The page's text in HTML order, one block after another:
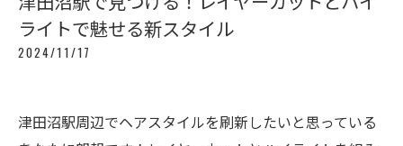
ライトで魅せる新スタイル
2024/11/17
津田沼駅周辺でヘアスタイルを刷新したいと思っている